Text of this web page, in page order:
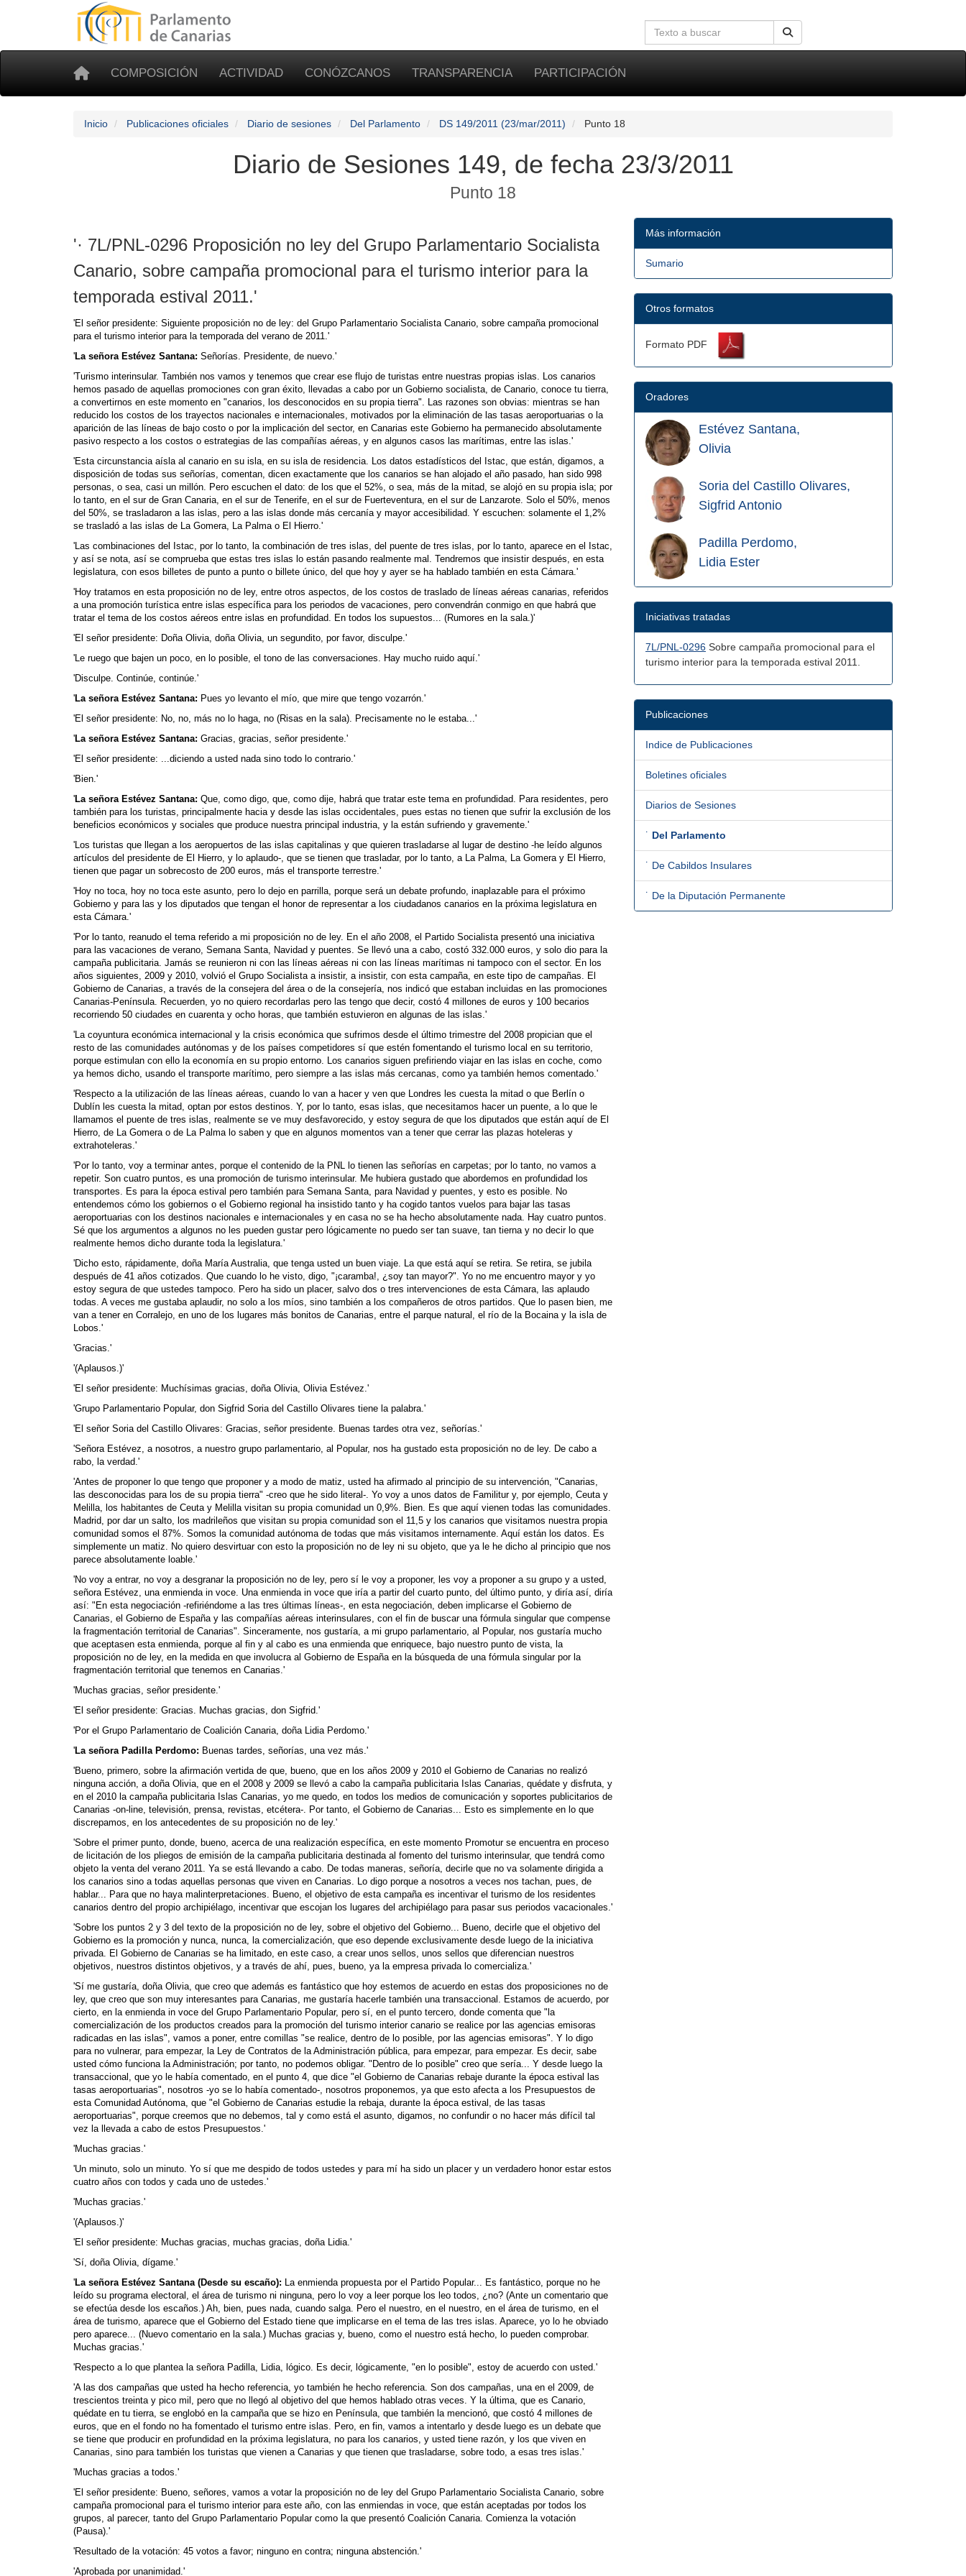
COMPOSICIÓN ACTIVIDAD CONÓZCANOS TRANSPARENCIA PARTICIPACIÓN
Inicio Publicaciones oficiales Diario de sesiones Del Parlamento DS 149/2011 (23/mar/2011) Punto 18
Diario de Sesiones 149, de fecha 23/3/2011
Punto 18
'· 7L/PNL-0296 Proposición no ley del Grupo Parlamentario Socialista
Canario, sobre campaña promocional para el turismo interior para la
temporada estival 2011.'
'El señor presidente: Siguiente proposición no de ley: del Grupo Parlamentario Socialista Canario, sobre campaña promocional
para el turismo interior para la temporada del verano de 2011.'
'La señora Estévez Santana: Señorías. Presidente, de nuevo.'
'Turismo interinsular. También nos vamos y tenemos que crear ese flujo de turistas entre nuestras propias islas. Los canarios
hemos pasado de aquellas promociones con gran éxito, llevadas a cabo por un Gobierno socialista, de Canario, conoce tu tierra,
a convertirnos en este momento en "canarios, los desconocidos en su propia tierra". Las razones son obvias: mientras se han
reducido los costos de los trayectos nacionales e internacionales, motivados por la eliminación de las tasas aeroportuarias o la
aparición de las líneas de bajo costo o por la implicación del sector, en Canarias este Gobierno ha permanecido absolutamente
pasivo respecto a los costos o estrategias de las compañías aéreas, y en algunos casos las marítimas, entre las islas.'
'Esta circunstancia aísla al canario en su isla, en su isla de residencia. Los datos estadísticos del Istac, que están, digamos, a
disposición de todas sus señorías, comentan, dicen exactamente que los canarios se han alojado el año pasado, han sido 998
personas, o sea, casi un millón. Pero escuchen el dato: de los que el 52%, o sea, más de la mitad, se alojó en su propia isla; por
lo tanto, en el sur de Gran Canaria, en el sur de Tenerife, en el sur de Fuerteventura, en el sur de Lanzarote. Solo el 50%, menos
del 50%, se trasladaron a las islas, pero a las islas donde más cercanía y mayor accesibilidad. Y escuchen: solamente el 1,2%
se trasladó a las islas de La Gomera, La Palma o El Hierro.'
'Las combinaciones del Istac, por lo tanto, la combinación de tres islas, del puente de tres islas, por lo tanto, aparece en el Istac,
y así se nota, así se comprueba que estas tres islas lo están pasando realmente mal. Tendremos que insistir después, en esta
legislatura, con esos billetes de punto a punto o billete único, del que hoy y ayer se ha hablado también en esta Cámara.'
'Hoy tratamos en esta proposición no de ley, entre otros aspectos, de los costos de traslado de líneas aéreas canarias, referidos
a una promoción turística entre islas específica para los periodos de vacaciones, pero convendrán conmigo en que habrá que
tratar el tema de los costos aéreos entre islas en profundidad. En todos los supuestos... (Rumores en la sala.)'
'El señor presidente: Doña Olivia, doña Olivia, un segundito, por favor, disculpe.'
'Le ruego que bajen un poco, en lo posible, el tono de las conversaciones. Hay mucho ruido aquí.'
'Disculpe. Continúe, continúe.'
'La señora Estévez Santana: Pues yo levanto el mío, que mire que tengo vozarrón.'
'El señor presidente: No, no, más no lo haga, no (Risas en la sala). Precisamente no le estaba...'
'La señora Estévez Santana: Gracias, gracias, señor presidente.'
'El señor presidente: ...diciendo a usted nada sino todo lo contrario.'
'Bien.'
'La señora Estévez Santana: Que, como digo, que, como dije, habrá que tratar este tema en profundidad. Para residentes, pero
también para los turistas, principalmente hacia y desde las islas occidentales, pues estas no tienen que sufrir la exclusión de los
beneficios económicos y sociales que produce nuestra principal industria, y la están sufriendo y gravemente.'
'Los turistas que llegan a los aeropuertos de las islas capitalinas y que quieren trasladarse al lugar de destino -he leído algunos
artículos del presidente de El Hierro, y lo aplaudo-, que se tienen que trasladar, por lo tanto, a La Palma, La Gomera y El Hierro,
tienen que pagar un sobrecosto de 200 euros, más el transporte terrestre.'
'Hoy no toca, hoy no toca este asunto, pero lo dejo en parrilla, porque será un debate profundo, inaplazable para el próximo
Gobierno y para las y los diputados que tengan el honor de representar a los ciudadanos canarios en la próxima legislatura en
esta Cámara.'
'Por lo tanto, reanudo el tema referido a mi proposición no de ley. En el año 2008, el Partido Socialista presentó una iniciativa
para las vacaciones de verano, Semana Santa, Navidad y puentes. Se llevó una a cabo, costó 332.000 euros, y solo dio para la
campaña publicitaria. Jamás se reunieron ni con las líneas aéreas ni con las líneas marítimas ni tampoco con el sector. En los
años siguientes, 2009 y 2010, volvió el Grupo Socialista a insistir, a insistir, con esta campaña, en este tipo de campañas. El
Gobierno de Canarias, a través de la consejera del área o de la consejería, nos indicó que estaban incluidas en las promociones
Canarias-Península. Recuerden, yo no quiero recordarlas pero las tengo que decir, costó 4 millones de euros y 100 becarios
recorriendo 50 ciudades en cuarenta y ocho horas, que también estuvieron en algunas de las islas.'
'La coyuntura económica internacional y la crisis económica que sufrimos desde el último trimestre del 2008 propician que el
resto de las comunidades autónomas y de los países competidores sí que estén fomentando el turismo local en su territorio,
porque estimulan con ello la economía en su propio entorno. Los canarios siguen prefiriendo viajar en las islas en coche, como
ya hemos dicho, usando el transporte marítimo, pero siempre a las islas más cercanas, como ya también hemos comentado.'
'Respecto a la utilización de las líneas aéreas, cuando lo van a hacer y ven que Londres les cuesta la mitad o que Berlín o
Dublín les cuesta la mitad, optan por estos destinos. Y, por lo tanto, esas islas, que necesitamos hacer un puente, a lo que le
llamamos el puente de tres islas, realmente se ve muy desfavorecido, y estoy segura de que los diputados que están aquí de El
Hierro, de La Gomera o de La Palma lo saben y que en algunos momentos van a tener que cerrar las plazas hoteleras y
extrahoteleras.'
'Por lo tanto, voy a terminar antes, porque el contenido de la PNL lo tienen las señorías en carpetas; por lo tanto, no vamos a
repetir. Son cuatro puntos, es una promoción de turismo interinsular. Me hubiera gustado que abordemos en profundidad los
transportes. Es para la época estival pero también para Semana Santa, para Navidad y puentes, y esto es posible. No
entendemos cómo los gobiernos o el Gobierno regional ha insistido tanto y ha cogido tantos vuelos para bajar las tasas
aeroportuarias con los destinos nacionales e internacionales y en casa no se ha hecho absolutamente nada. Hay cuatro puntos.
Sé que los argumentos a algunos no les pueden gustar pero lógicamente no puedo ser tan suave, tan tierna y no decir lo que
realmente hemos dicho durante toda la legislatura.'
'Dicho esto, rápidamente, doña María Australia, que tenga usted un buen viaje. La que está aquí se retira. Se retira, se jubila
después de 41 años cotizados. Que cuando lo he visto, digo, "¡caramba!, ¿soy tan mayor?". Yo no me encuentro mayor y yo
estoy segura de que ustedes tampoco. Pero ha sido un placer, salvo dos o tres intervenciones de esta Cámara, las aplaudo
todas. A veces me gustaba aplaudir, no solo a los míos, sino también a los compañeros de otros partidos. Que lo pasen bien, me
van a tener en Corralejo, en uno de los lugares más bonitos de Canarias, entre el parque natural, el río de la Bocaina y la isla de
Lobos.'
'Gracias.'
'(Aplausos.)'
'El señor presidente: Muchísimas gracias, doña Olivia, Olivia Estévez.'
'Grupo Parlamentario Popular, don Sigfrid Soria del Castillo Olivares tiene la palabra.'
'El señor Soria del Castillo Olivares: Gracias, señor presidente. Buenas tardes otra vez, señorías.'
'Señora Estévez, a nosotros, a nuestro grupo parlamentario, al Popular, nos ha gustado esta proposición no de ley. De cabo a
rabo, la verdad.'
'Antes de proponer lo que tengo que proponer y a modo de matiz, usted ha afirmado al principio de su intervención, "Canarias,
las desconocidas para los de su propia tierra" -creo que he sido literal-. Yo voy a unos datos de Familitur y, por ejemplo, Ceuta y
Melilla, los habitantes de Ceuta y Melilla visitan su propia comunidad un 0,9%. Bien. Es que aquí vienen todas las comunidades.
Madrid, por dar un salto, los madrileños que visitan su propia comunidad son el 11,5 y los canarios que visitamos nuestra propia
comunidad somos el 87%. Somos la comunidad autónoma de todas que más visitamos internamente. Aquí están los datos. Es
simplemente un matiz. No quiero desvirtuar con esto la proposición no de ley ni su objeto, que ya le he dicho al principio que nos
parece absolutamente loable.'
'No voy a entrar, no voy a desgranar la proposición no de ley, pero sí le voy a proponer, les voy a proponer a su grupo y a usted,
señora Estévez, una enmienda in voce. Una enmienda in voce que iría a partir del cuarto punto, del último punto, y diría así, diría
así: "En esta negociación -refiriéndome a las tres últimas líneas-, en esta negociación, deben implicarse el Gobierno de
Canarias, el Gobierno de España y las compañías aéreas interinsulares, con el fin de buscar una fórmula singular que compense
la fragmentación territorial de Canarias". Sinceramente, nos gustaría, a mi grupo parlamentario, al Popular, nos gustaría mucho
que aceptasen esta enmienda, porque al fin y al cabo es una enmienda que enriquece, bajo nuestro punto de vista, la
proposición no de ley, en la medida en que involucra al Gobierno de España en la búsqueda de una fórmula singular por la
fragmentación territorial que tenemos en Canarias.'
'Muchas gracias, señor presidente.'
'El señor presidente: Gracias. Muchas gracias, don Sigfrid.'
'Por el Grupo Parlamentario de Coalición Canaria, doña Lidia Perdomo.'
'La señora Padilla Perdomo: Buenas tardes, señorías, una vez más.'
'Bueno, primero, sobre la afirmación vertida de que, bueno, que en los años 2009 y 2010 el Gobierno de Canarias no realizó
ninguna acción, a doña Olivia, que en el 2008 y 2009 se llevó a cabo la campaña publicitaria Islas Canarias, quédate y disfruta, y
en el 2010 la campaña publicitaria Islas Canarias, yo me quedo, en todos los medios de comunicación y soportes publicitarios de
Canarias -on-line, televisión, prensa, revistas, etcétera-. Por tanto, el Gobierno de Canarias... Esto es simplemente en lo que
discrepamos, en los antecedentes de su proposición no de ley.'
'Sobre el primer punto, donde, bueno, acerca de una realización específica, en este momento Promotur se encuentra en proceso
de licitación de los pliegos de emisión de la campaña publicitaria destinada al fomento del turismo interinsular, que tendrá como
objeto la venta del verano 2011. Ya se está llevando a cabo. De todas maneras, señoría, decirle que no va solamente dirigida a
los canarios sino a todas aquellas personas que viven en Canarias. Lo digo porque a nosotros a veces nos tachan, pues, de
hablar... Para que no haya malinterpretaciones. Bueno, el objetivo de esta campaña es incentivar el turismo de los residentes
canarios dentro del propio archipiélago, incentivar que escojan los lugares del archipiélago para pasar sus periodos vacacionales.'
'Sobre los puntos 2 y 3 del texto de la proposición no de ley, sobre el objetivo del Gobierno... Bueno, decirle que el objetivo del
Gobierno es la promoción y nunca, nunca, la comercialización, que eso depende exclusivamente desde luego de la iniciativa
privada. El Gobierno de Canarias se ha limitado, en este caso, a crear unos sellos, unos sellos que diferencian nuestros
objetivos, nuestros distintos objetivos, y a través de ahí, pues, bueno, ya la empresa privada lo comercializa.'
'Sí me gustaría, doña Olivia, que creo que además es fantástico que hoy estemos de acuerdo en estas dos proposiciones no de
ley, que creo que son muy interesantes para Canarias, me gustaría hacerle también una transaccional. Estamos de acuerdo, por
cierto, en la enmienda in voce del Grupo Parlamentario Popular, pero sí, en el punto tercero, donde comenta que "la
comercialización de los productos creados para la promoción del turismo interior canario se realice por las agencias emisoras
radicadas en las islas", vamos a poner, entre comillas "se realice, dentro de lo posible, por las agencias emisoras". Y lo digo
para no vulnerar, para empezar, la Ley de Contratos de la Administración pública, para empezar, para empezar. Es decir, sabe
usted cómo funciona la Administración; por tanto, no podemos obligar. "Dentro de lo posible" creo que sería... Y desde luego la
transaccional, que yo le había comentado, en el punto 4, que dice "el Gobierno de Canarias rebaje durante la época estival las
tasas aeroportuarias", nosotros -yo se lo había comentado-, nosotros proponemos, ya que esto afecta a los Presupuestos de
esta Comunidad Autónoma, que "el Gobierno de Canarias estudie la rebaja, durante la época estival, de las tasas
aeroportuarias", porque creemos que no debemos, tal y como está el asunto, digamos, no confundir o no hacer más difícil tal
vez la llevada a cabo de estos Presupuestos.'
'Muchas gracias.'
'Un minuto, solo un minuto. Yo sí que me despido de todos ustedes y para mí ha sido un placer y un verdadero honor estar estos
cuatro años con todos y cada uno de ustedes.'
'Muchas gracias.'
'(Aplausos.)'
'El señor presidente: Muchas gracias, muchas gracias, doña Lidia.'
'Sí, doña Olivia, dígame.'
'La señora Estévez Santana (Desde su escaño): La enmienda propuesta por el Partido Popular... Es fantástico, porque no he
leído su programa electoral, el área de turismo ni ninguna, pero lo voy a leer porque los leo todos, ¿no? (Ante un comentario que
se efectúa desde los escaños.) Ah, bien, pues nada, cuando salga. Pero el nuestro, en el nuestro, en el área de turismo, en el
área de turismo, aparece que el Gobierno del Estado tiene que implicarse en el tema de las tres islas. Aparece, yo lo he obviado
pero aparece... (Nuevo comentario en la sala.) Muchas gracias y, bueno, como el nuestro está hecho, lo pueden comprobar.
Muchas gracias.'
'Respecto a lo que plantea la señora Padilla, Lidia, lógico. Es decir, lógicamente, "en lo posible", estoy de acuerdo con usted.'
'A las dos campañas que usted ha hecho referencia, yo también he hecho referencia. Son dos campañas, una en el 2009, de
trescientos treinta y pico mil, pero que no llegó al objetivo del que hemos hablado otras veces. Y la última, que es Canario,
quédate en tu tierra, se englobó en la campaña que se hizo en Península, que también la mencionó, que costó 4 millones de
euros, que en el fondo no ha fomentado el turismo entre islas. Pero, en fin, vamos a intentarlo y desde luego es un debate que
se tiene que producir en profundidad en la próxima legislatura, no para los canarios, y usted tiene razón, y los que viven en
Canarias, sino para también los turistas que vienen a Canarias y que tienen que trasladarse, sobre todo, a esas tres islas.'
'Muchas gracias a todos.'
'El señor presidente: Bueno, señores, vamos a votar la proposición no de ley del Grupo Parlamentario Socialista Canario, sobre
campaña promocional para el turismo interior para este año, con las enmiendas in voce, que están aceptadas por todos los
grupos, al parecer, tanto del Grupo Parlamentario Popular como la que presentó Coalición Canaria. Comienza la votación
(Pausa).'
'Resultado de la votación: 45 votos a favor; ninguno en contra; ninguna abstención.'
'Aprobada por unanimidad.'
Más información
Sumario
Otros formatos
Formato PDF
Oradores
Estévez Santana,
Olivia
Soria del Castillo Olivares,
Sigfrid Antonio
Padilla Perdomo,
Lidia Ester
Iniciativas tratadas
7L/PNL-0296 Sobre campaña promocional para el
turismo interior para la temporada estival 2011.
Publicaciones
Indice de Publicaciones
Boletines oficiales
Diarios de Sesiones
˙ Del Parlamento
˙ De Cabildos Insulares
˙ De la Diputación Permanente